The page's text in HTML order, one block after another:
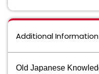
Additional Information
Old Japanese